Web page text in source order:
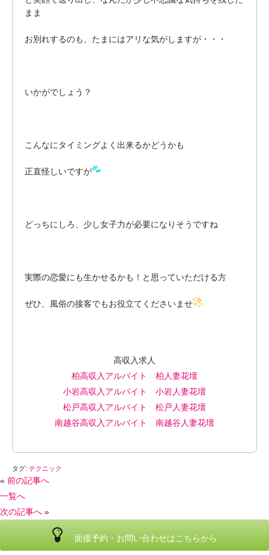
まま
お別れするのも、たまにはアリな気がしますが・・・
いかがでしょう？
こんなにタイミングよく出来るかどうかも
正直怪しいですが
どっちにしろ、少し女子力が必要になりそうですね
実際の恋愛にも生かせるかも！と思っていただける方
ぜひ、風俗の接客でもお役立てくださいませ
高収入求人
柏高収入アルバイト 柏人妻花壇
小岩高収入アルバイト 小岩人妻花壇
松戸高収入アルバイト 松戸人妻花壇
南越谷高収入アルバイト 南越谷人妻花壇
タグ: テクニック
« 前の記事へ
一覧へ
次の記事へ »
面接予約・お問い合わせはこちらから